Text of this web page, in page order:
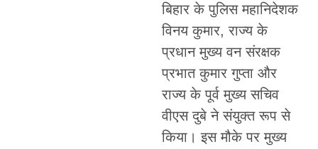
बिहार के पुलिस महानिदेशक
विनय कुमार, राज्य के
प्रधान मुख्य वन संरक्षक
प्रभात कुमार गुप्ता और
राज्य के पूर्व मुख्य सचिव
वीएस दुबे ने संयुक्त रूप से
किया। इस मौके पर मुख्य